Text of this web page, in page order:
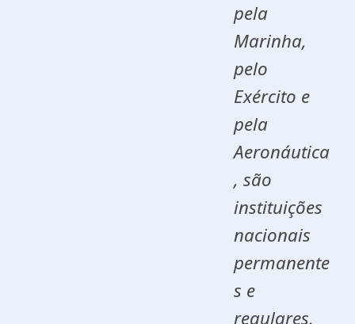
pela
Marinha,
pelo
Exército e
pela
Aeronáutica
, são
instituições
nacionais
permanente
s e
regulares,